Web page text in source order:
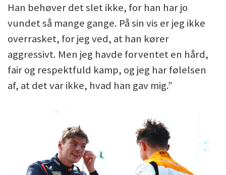
Han behøver det slet ikke, for han har jo
vundet så mange gange. På sin vis er jeg ikke
overrasket, for jeg ved, at han kører
aggressivt. Men jeg havde forventet en hård,
fair og respektfuld kamp, og jeg har følelsen
af, at det var ikke, hvad han gav mig.”